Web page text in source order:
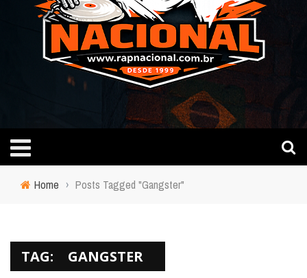
Home › Posts Tagged "Gangster"
TAG: GANGSTER